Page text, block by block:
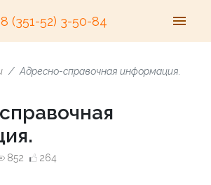
8 (351-52) 3-50-84
Адресно-справочная информация.
852
264